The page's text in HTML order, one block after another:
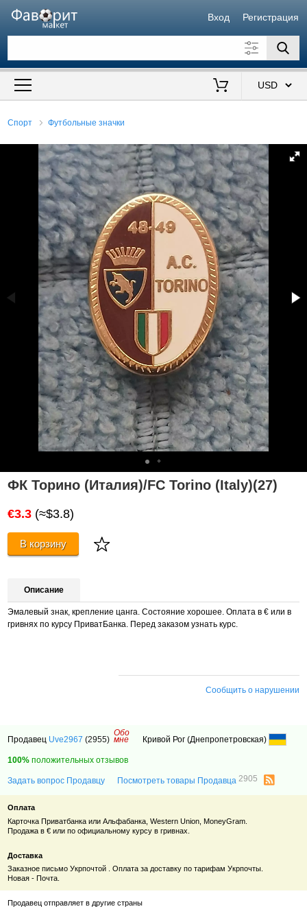
Вход Регистрация
Искать также в описании
Спорт Футбольные значки
ФК Торино (Италия)/FC Torino (Italy)(27)
€3.3 (≈$3.8)
В корзину
Описание
Эмалевый знак, крепление цанга. Состояние хорошее. Оплата в € или в
гривнях по курсу ПриватБанка. Перед заказом узнать курс.
Сообщить о нарушении
Продавец Uve2967 (2955)
Обо
мне Кривой Рог (Днепропетровская)
100% положительных отзывов
Задать вопрос Продавцу Посмотреть товары Продавца2905
Оплата
Карточка Приватбанка или Альфабанка, Western Union, MoneyGram.
Продажа в € или по официальному курсу в гривнах.
Доставка
Заказное письмо Укрпочтой . Оплата за доставку по тарифам Укрпочты.
Новая - Почта.
Продавец отправляет в другие страны